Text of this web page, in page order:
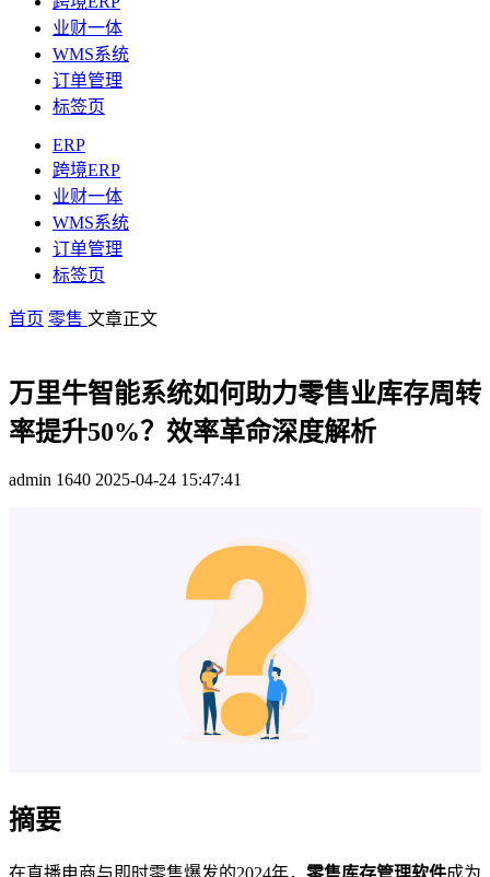
业财一体
WMS系统
订单管理
标签页
ERP
跨境ERP
业财一体
WMS系统
订单管理
标签页
首页 零售 文章正文
万里牛智能系统如何助力零售业库存周转
率提升50%？效率革命深度解析
admin 1640 2025-04-24 15:47:41
摘要